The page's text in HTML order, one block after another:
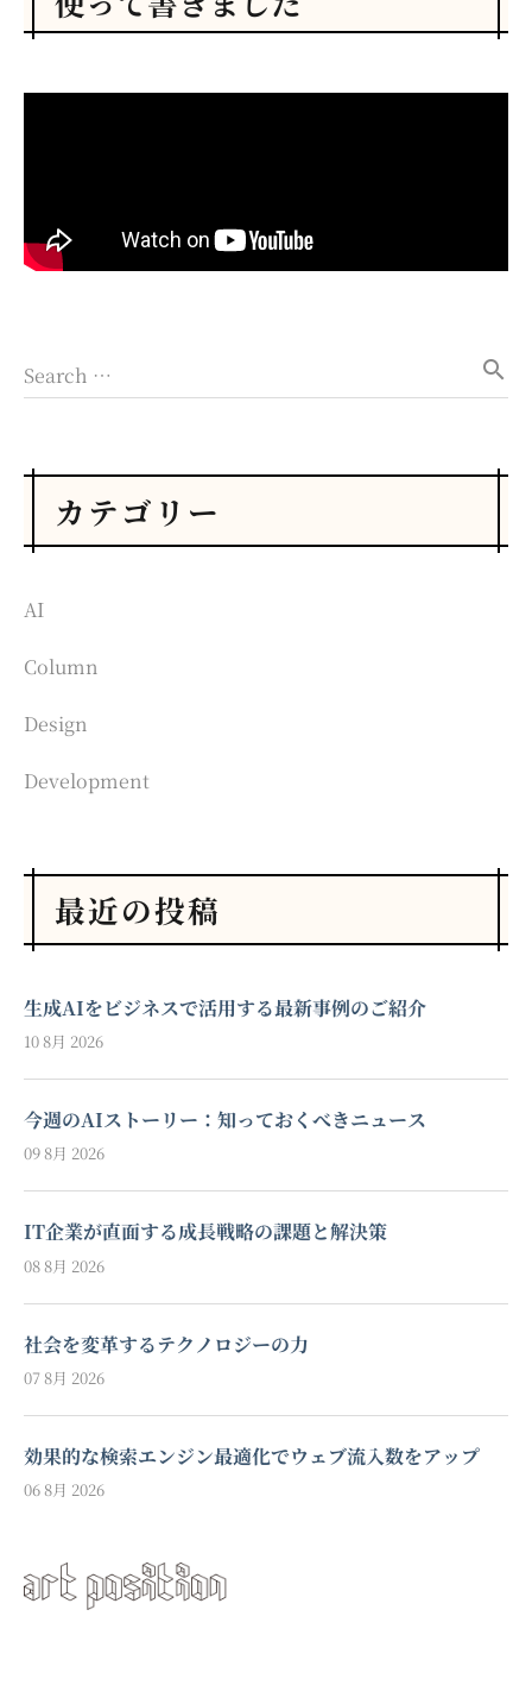
Search … search
カテゴリー
AI
Column
Design
Development
最近の投稿
生成AIをビジネスで活用する最新事例のご紹介
10 8月 2026
今週のAIストーリー：知っておくべきニュース
09 8月 2026
IT企業が直面する成長戦略の課題と解決策
08 8月 2026
社会を変革するテクノロジーの力
07 8月 2026
効果的な検索エンジン最適化でウェブ流入数をアップ
06 8月 2026